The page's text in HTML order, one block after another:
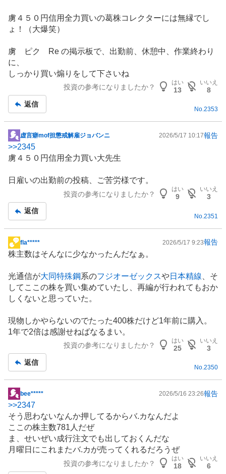
記
事
虜４５０円信用全力買いの葛株コレクターには無縁でし
ょ！（大爆笑）
虜 ピク Re の掲示板で、出勤前、休憩中、作業終わり
に、
しっかり買い煽りをして下さいね
投資の参考になりましたか？
はい
13
いいえ
8
返信
No.2353
掲
示
板
事
虚言癖mof担懲戒解雇ジョバンニ 2026/5/17 10:17報告
>>2345
虜４５０円信用全力買い大先生
日雇いの出勤前の投稿、ご苦労様です。
投資の参考になりましたか？
はい
9
いいえ
3
返信
No. 2351
掲
示
記
事
fla***** 2026/5/17 9:23報告
株主数はそんなに少なかったんだなぁ。
光通信が大同特殊鋼系のフジオーゼックスや日本精線 、そ
してここの株を買い集めていたし、再編が行われてもおか
しくないと思っていた。
現物しかやらないのでたった400株だけど1年前に購入。
1年で2倍は感謝せねばなるまい。
投資の参考になりましたか？
はい
25
いいえ
3
返信
No.2350
掲
示
板
記
事
bee***** 2026/5/16 23:26報告
>>2347
そう思わないなんか押してるからバ.カなんだよ
ここの株主数781人だぜ
ま、せいぜい成行注文でも出しておくんだな
月曜日にこれまたバ.カが売ってくれるだろうぜ
投資の参考になりましたか？
はい
18
いいえ
6